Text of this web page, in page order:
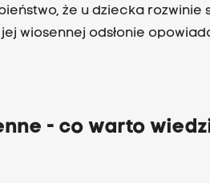
że u dziecka rozwinie
wiosennej odsłonie
- co warto